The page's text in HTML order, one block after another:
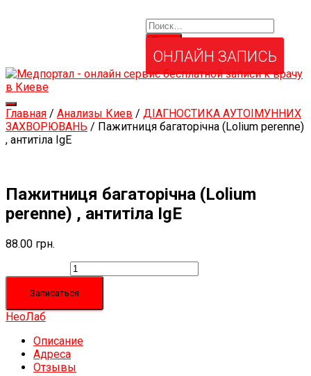
ОНЛАЙН ЗАПИСЬ
Переключить
навигацию
Главная / Анализы Киев / ДІАГНОСТИКА АУТОІМУННИХ
ЗАХВОРЮВАНЬ / Пажитниця багаторічна (Lolium perenne)
, антитіла IgЕ
Пажитниця багаторічна (Lolium
perenne) , антитіла IgЕ
88.00 грн.
Записаться
НеоЛаб
Описание
Адреса
Отзывы